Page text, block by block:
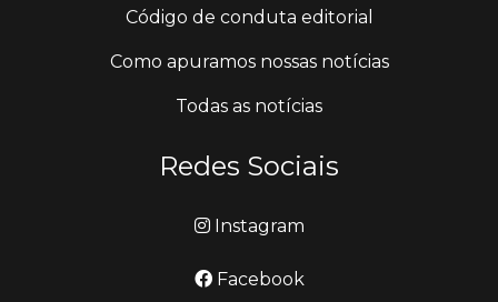
Código de conduta editorial
Como apuramos nossas notícias
Todas as notícias
Redes Sociais
Instagram
Facebook